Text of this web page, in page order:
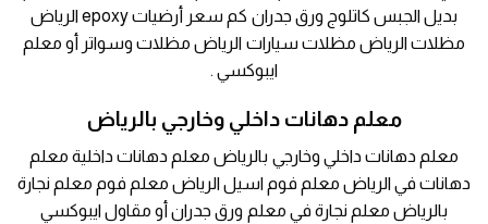
بديل الجبس كاتلوج ورق جدران كم سعر أرضيات epoxy الرياض
مظلات الرياض مظلات سيارات الرياض مظلات وسواتر أو معلم
ايبوكسي .
معلم دهانات داخلي وخارجي بالرياض
معلم دهانات داخلي وخارجي بالرياض معلم دهانات داخلية معلم
دهانات في الرياض معلم فوم اسيل الرياض معلم فوم معلم نجارة
بالرياض معلم نجارة في معلم ورق جدران أو مقاول ايبوكسي